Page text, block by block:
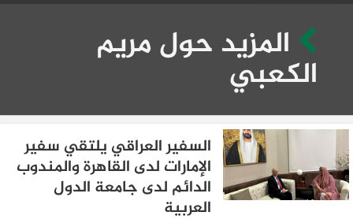
المزيد حول مريم
الكعبي
السفير العراقي يلتقي سفير
الإمارات لدى القاهرة والمندوب
الدائم لدى جامعة الدول
العربية